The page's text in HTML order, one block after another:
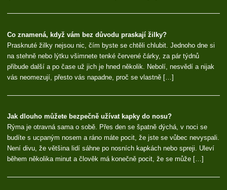
Co znamená, když vám bez důvodu praskají žilky?
Prasknuté žilky nejsou nic, čím byste se chtěli chlubit. Jednoho dne si
na stehně nebo lýtku všimnete tenké červené čárky, za pár týdnů
přibude další a po čase už jich je hned několik. Nebolí, nesvědí a nijak
vás neomezují, přesto vás napadne, proč se vlastně […]
Jak dlouho můžete bezpečně užívat kapky do nosu?
Rýma je otravná sama o sobě. Přes den se špatně dýchá, v noci se
budíte s ucpaným nosem a ráno máte pocit, že jste se vůbec nevyspali.
Není divu, že většina lidí sáhne po nosních kapkách nebo spreji. Uleví
během několika minut a člověk má konečně pocit, že se může […]